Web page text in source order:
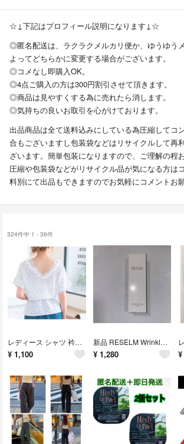
☆↓下記はプロフィール説明になります↓☆
◎匿名配送は、ラクラクメルカリ便か、ゆうゆう
よってどちらかに変更する場合がございます。
◎コメなし即購入OK。
◎4点ご購入の方は300円割引させて頂きます。
◎商品は見やすくする為に売れたら消します。
◎気持ちの良いお取引を心がけております。
出品商品は全て送料込みにしている為圧縮してコ
合もございますし包装袋などはリサイクルして再
ざいます。簡単包装になりますので、ご理解の程
圧縮や包装袋などがリサイクル品が気になる方は
料別にて出品もできますのでお気軽にコメントお
324件中 1 - 36件
レディース シャツ 衿スカラップレースブラウス 白
¥ 1,100
新品 RESELM Wrinkle Whitening cream リンクル
¥ 1,280 ¥